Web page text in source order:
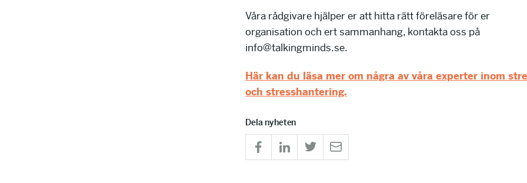
Våra rådgivare hjälper er att hitta rätt föreläsare för er
organisation och ert sammanhang, kontakta oss på
info@talkingminds.se.
Här kan du läsa mer om några av våra experter inom
och stresshantering.
Dela nyheten